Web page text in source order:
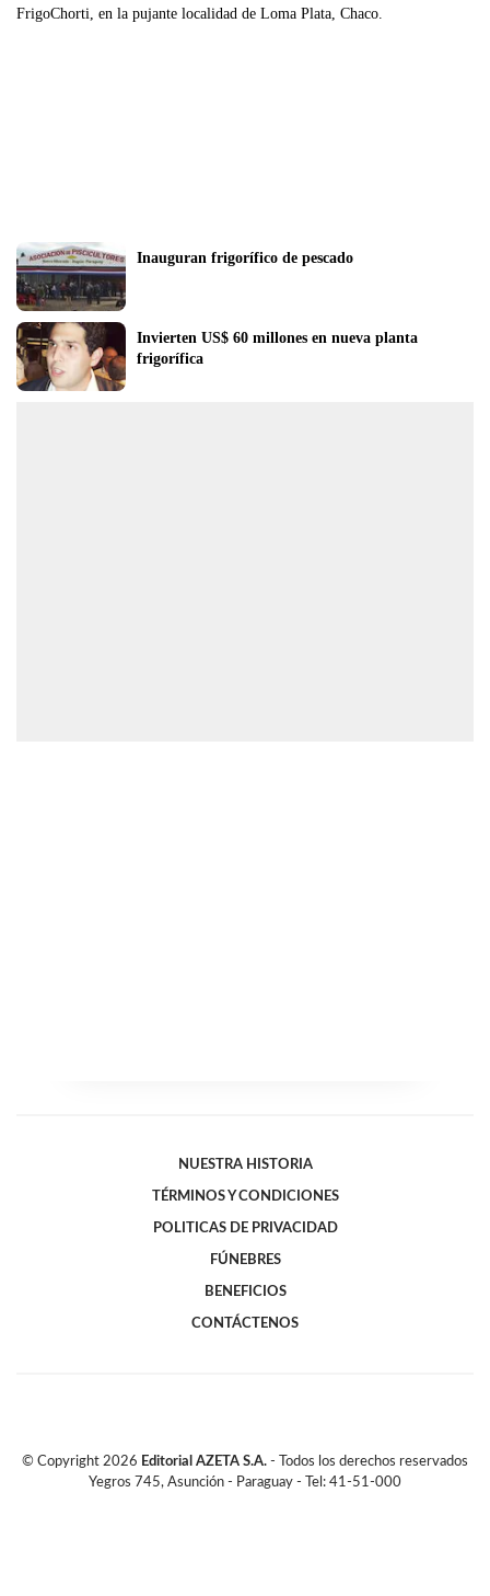
FrigoChorti, en la pujante localidad de Loma Plata, Chaco.
Inauguran frigorífico de pescado
Invierten US$ 60 millones en nueva planta
frigorífica
NUESTRA HISTORIA
TÉRMINOS Y CONDICIONES
POLITICAS DE PRIVACIDAD
FÚNEBRES
BENEFICIOS
CONTÁCTENOS
© Copyright 2026 Editorial AZETA S.A. - Todos los derechos reservados
Yegros 745, Asunción - Paraguay - Tel: 41-51-000